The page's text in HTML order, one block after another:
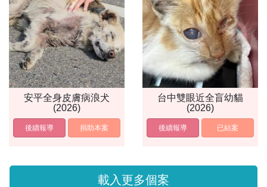
安平全身皮膚病浪犬
(2026)
後續報導 捐助本案
台中雙眼近全盲幼貓
(2026)
後續報導 已結案
載入更多個案